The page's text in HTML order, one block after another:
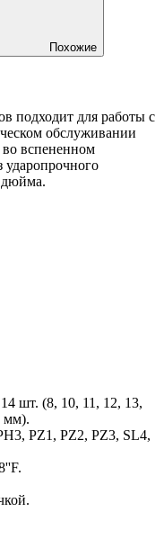
Похожие
подходит для работы с
обслуживании
вспененном
ударопрочного
дюйма.
шт. (8, 10, 11, 12, 13,
мм).
PZ1, PZ2, PZ3, SL4,